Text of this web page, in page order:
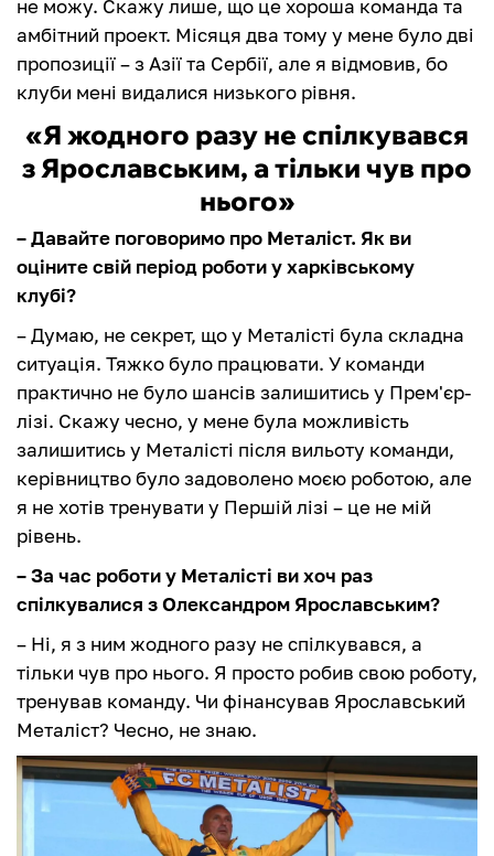
не можу. Скажу лише, що це хороша команда та
амбітний проект. Місяця два тому у мене було дві
пропозиції – з Азії та Сербії, але я відмовив, бо
клуби мені видалися низького рівня.
«Я жодного разу не спілкувався
з Ярославським, а тільки чув про
нього»
– Давайте поговоримо про Металіст. Як ви
оціните свій період роботи у харківському
клубі?
– Думаю, не секрет, що у Металісті була складна
ситуація. Тяжко було працювати. У команди
практично не було шансів залишитись у Прем'єр-
лізі. Скажу чесно, у мене була можливість
залишитись у Металісті після вильоту команди,
керівництво було задоволено моєю роботою, але
я не хотів тренувати у Першій лізі – це не мій
рівень.
– За час роботи у Металісті ви хоч раз
спілкувалися з Олександром Ярославським?
– Ні, я з ним жодного разу не спілкувався, а
тільки чув про нього. Я просто робив свою роботу,
тренував команду. Чи фінансував Ярославський
Металіст? Чесно, не знаю.